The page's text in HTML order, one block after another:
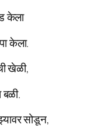
केला
केला.
खेळी,
सोडून,